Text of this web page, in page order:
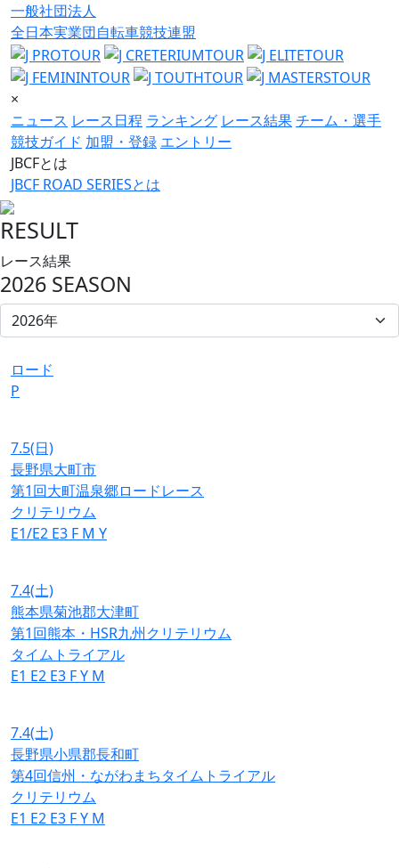
一般社団法人
全日本実業団自転車競技連盟
×
ニュース レース日程 ランキング レース結果チーム・選手
競技ガイド 加盟・登録 エントリー
JBCFとは
JBCF ROAD SERIESとは
RESULT
レース結果
2026 SEASON
ロード
P
7.5(日)
長野県大町市
第1回大町温泉郷ロードレース
クリテリウム
E1/E2 E3 F M Y
7.4(土)
熊本県菊池郡大津町
第1回熊本・HSR九州クリテリウム
タイムトライアル
E1 E2 E3 FY M
7.4(土)
長野県小県郡長和町
第4回信州・ながわまちタイムトライアル
クリテリウム
E1 E2 E3 FY M